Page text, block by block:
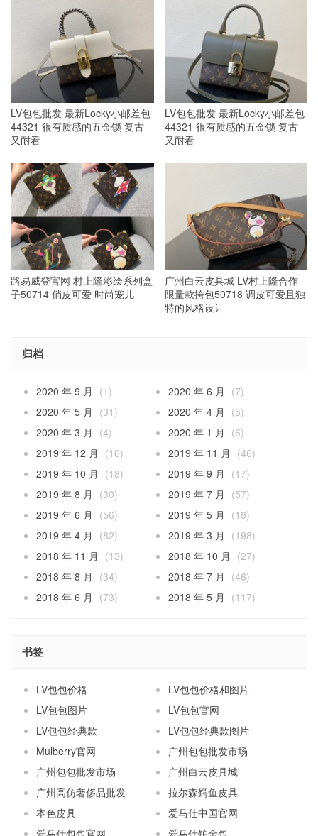
LV包包批发 最新Locky小邮差包
44321 很有质感的五金锁 复古
又耐看
LV包包批发 最新Locky小邮差包
44321 很有质感的五金锁 复古
又耐看
路易威登官网 村上隆彩绘系列盒
子50714 俏皮可爱 时尚宠儿
广州白云皮具城 LV村上隆合作
限量款挎包50718 调皮可爱且独
特的风格设计
归档
2020 年 9 月 (1) 2020 年 6 月
(7)
2020 年 5 月
(31) 2020 年 4 月
(5)
2020 年 3 月
(4) 2020 年 1 月
(6)
2019 年 12 月
(16) 2019 年 11 月
(46)
2019 年 10 月
(18) 2019 年 9 月
(17)
2019 年 8 月
(30) 2019 年 7 月
(57)
2019 年 6 月
(56) 2019 年 5 月
(18)
2019 年 4 月
(82) 2019 年 3 月
(198)
2018 年 11 月
(13) 2018 年 10 月
(27)
2018 年 8 月
(34) 2018 年 7 月
(46)
2018 年 6 月
(73) 2018 年 5 月 (117)
书签
LV包包价格
LV包包价格和图片
LV包包图片
LV包包官网
LV包包经典款
LV包包经典款图片
Mulberry官网
广州包包批发市场
广州包包批发市场
广州白云皮具城
广州高仿奢侈品批发
拉尔森鳄鱼皮具
本色皮具
爱马仕中国官网
爱马仕包包官网
爱马仕铂金包